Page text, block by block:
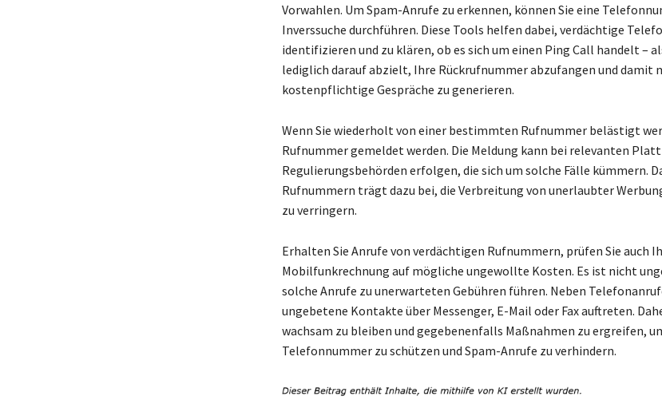
Vorwahlen. Um Spam-Anrufe zu erkennen, können Sie eine
Inverssuche durchführen. Diese Tools helfen dabei, verdächtige
identifizieren und zu klären, ob es sich um einen Ping Call handelt –
lediglich darauf abzielt, Ihre Rückrufnummer abzufangen und damit
kostenpflichtige Gespräche zu generieren.
Wenn Sie wiederholt von einer bestimmten Rufnummer belästigt
Rufnummer gemeldet werden. Die Meldung kann bei relevanten
Regulierungsbehörden erfolgen, die sich um solche Fälle kümmern.
Rufnummern trägt dazu bei, die Verbreitung von unerlaubter
zu verringern.
Erhalten Sie Anrufe von verdächtigen Rufnummern, prüfen Sie auch
Mobilfunkrechnung auf mögliche ungewollte Kosten. Es ist nicht
solche Anrufe zu unerwarteten Gebühren führen. Neben
ungebetene Kontakte über Messenger, E-Mail oder Fax auftreten.
wachsam zu bleiben und gegebenenfalls Maßnahmen zu ergreifen,
Telefonnummer zu schützen und Spam-Anrufe zu verhindern.